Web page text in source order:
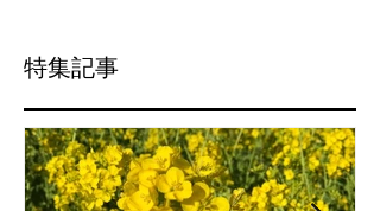
特集記事